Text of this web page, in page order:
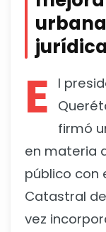
jurídica
E
l
firmó
en materia
público con
Catastral
vez